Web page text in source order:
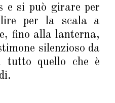
e si può girare per
per la scala a
fino alla lanterna,
silenzioso da
quello che è